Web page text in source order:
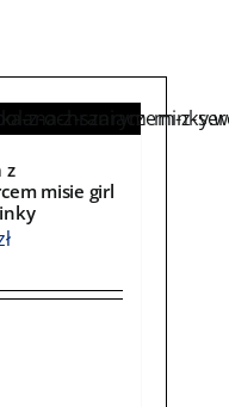
z
misie girl
Zakres
od